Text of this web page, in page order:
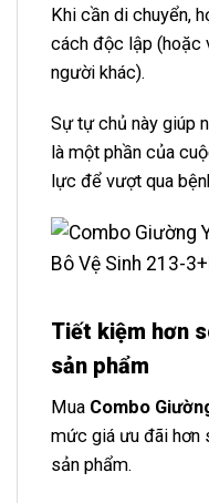
Khi cần di chuyển,
cách độc lập (hoặc
người khác).
Sự tự chủ này giúp
là một phần của
lực để vượt qua
Tiết kiệm hơn
sản phẩm
Mua Combo
mức giá ưu đãi hơn
sản phẩm.